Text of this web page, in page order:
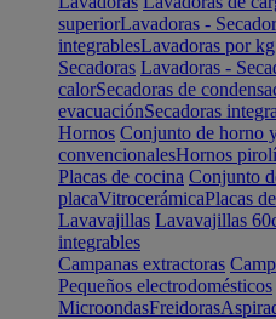
superiorLavadoras -
integrablesLavadoras por kg
Secadoras Lavadoras -
calorSecadoras de
evacuaciónSecadoras
Hornos Conjunto de horno
convencionalesHornos
Placas de cocina Conjunto
placaVitrocerámicaPlacas
Lavavajillas Lavavajillas
integrables
Campanas extractoras
Pequeños electrodomésticos
MicroondasFreidoras